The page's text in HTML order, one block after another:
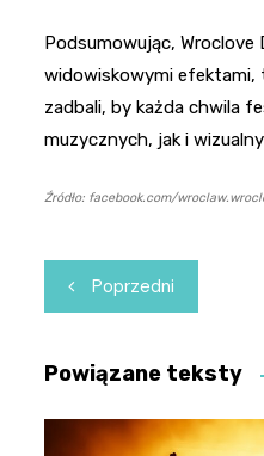
Podsumowując,
widowiskowymi efektami,
zadbali, by każda chwila
muzycznych, jak i
Źródło: facebook.com/
Nawigacja
wpisu
Poprzedni
Powiązane teksty